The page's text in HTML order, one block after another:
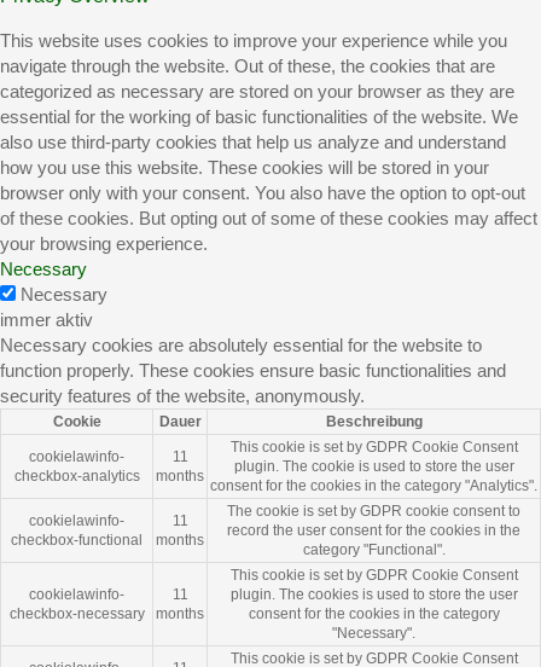
This website uses cookies to improve your experience while you
navigate through the website. Out of these, the cookies that are
categorized as necessary are stored on your browser as they are
essential for the working of basic functionalities of the website. We
also use third-party cookies that help us analyze and understand
how you use this website. These cookies will be stored in your
browser only with your consent. You also have the option to opt-out
of these cookies. But opting out of some of these cookies may affect
your browsing experience.
Necessary
Necessary
immer aktiv
Necessary cookies are absolutely essential for the website to
function properly. These cookies ensure basic functionalities and
security features of the website, anonymously.
Cookie Dauer Beschreibung
cookielawinfo-
checkbox-analytics
11
months
This cookie is set by GDPR Cookie Consent
plugin. The cookie is used to store the user
consent for the cookies in the category "Analytics".
cookielawinfo-
checkbox-functional
11
months
The cookie is set by GDPR cookie consent to
record the user consent for the cookies in the
category "Functional".
cookielawinfo-
checkbox-necessary
11
months
This cookie is set by GDPR Cookie Consent
plugin. The cookies is used to store the user
consent for the cookies in the category
"Necessary".
This cookie is set by GDPR Cookie Consent